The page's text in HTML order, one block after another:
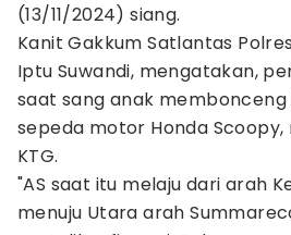
(13/11/2024) siang.
Kanit Gakkum Satlantas
Iptu Suwandi, mengatakan,
saat sang anak
sepeda motor Honda Scoopy,
KTG.
"AS saat itu melaju dari arah
menuju Utara arah